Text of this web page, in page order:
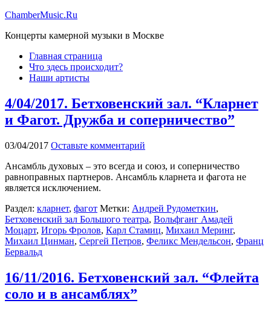
ChamberMusic.Ru
Концерты камерной музыки в Москве
Главная страница
Что здесь происходит?
Наши артисты
4/04/2017. Бетховенский зал. “Кларнет
и Фагот. Дружба и соперничество”
03/04/2017 Оставьте комментарий
Ансамбль духовых – это всегда и союз, и соперничество
равноправных партнеров. Ансамбль кларнета и фагота не
является исключением.
Раздел: кларнет, фагот Метки: Андрей Рудометкин,
Бетховенский зал Большого театра, Вольфганг Амадей
Моцарт, Игорь Фролов, Карл Стамиц, Михаил Меринг,
Михаил Цинман, Сергей Петров, Феликс Мендельсон, Франц
Бервальд
16/11/2016. Бетховенский зал. “Флейта
соло и в ансамблях”